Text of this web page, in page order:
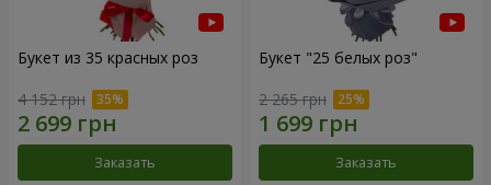
Букет из 35 красных роз
4 152 грн
Заказать
Букет "25 белых роз"
2 265 грн
Заказать